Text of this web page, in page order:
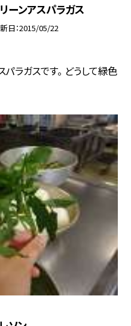
ンアスパラガス
日 2015/05/22
ラガスです。 どうして緑色